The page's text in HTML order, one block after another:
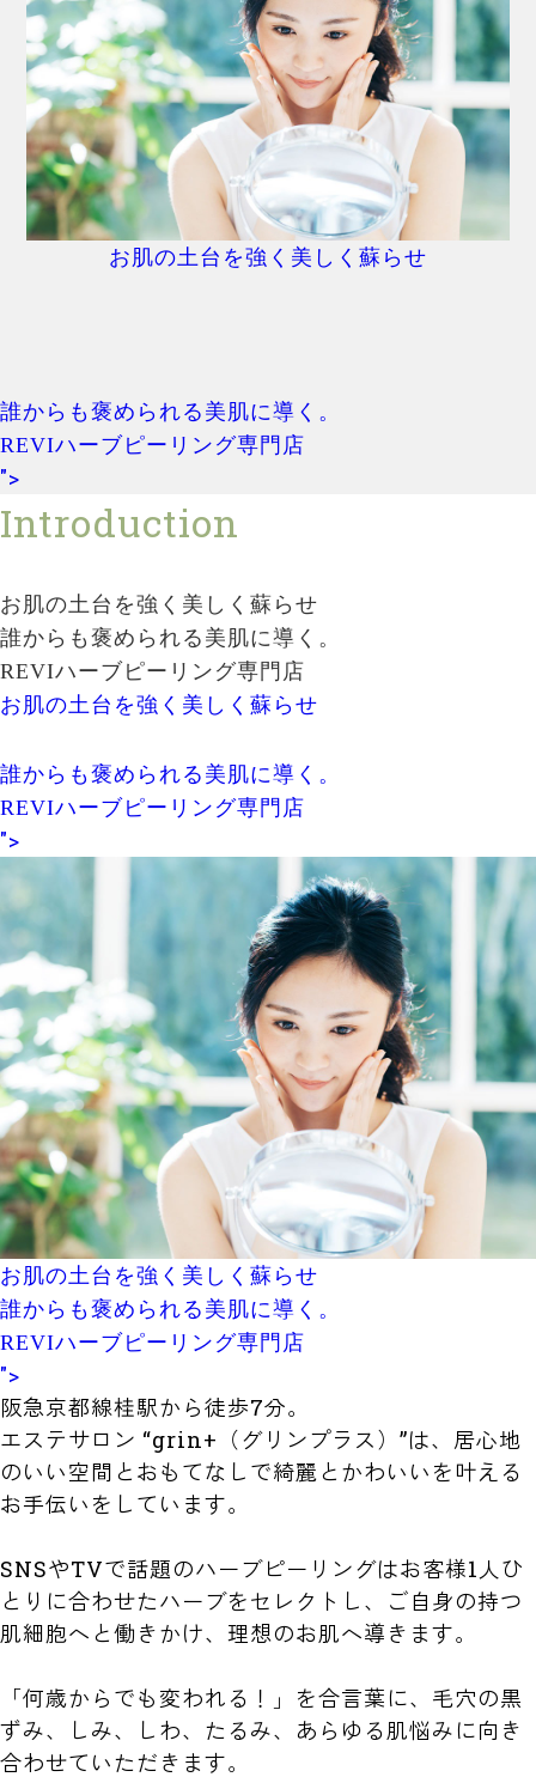
お肌の土台を強く美しく蘇らせ
誰からも褒められる美肌に導く。
REVIハーブピーリング専門店
">
Introduction
お肌の土台を強く美しく蘇らせ
誰からも褒められる美肌に導く。
REVIハーブピーリング専門店
お肌の土台を強く美しく蘇らせ
誰からも褒められる美肌に導く。
REVIハーブピーリング専門店
">
お肌の土台を強く美しく蘇らせ
誰からも褒められる美肌に導く。
REVIハーブピーリング専門店
">
阪急京都線桂駅から徒歩7分。
エステサロン “grin+（グリンプラス）”は、居心地
のいい空間とおもてなしで綺麗とかわいいを叶える
お手伝いをしています。
SNSやTVで話題のハーブピーリングはお客様1人ひ
とりに合わせたハーブをセレクトし、ご自身の持つ
肌細胞へと働きかけ、理想のお肌へ導きます。
「何歳からでも変われる！」を合言葉に、毛穴の黒
ずみ、しみ、しわ、たるみ、あらゆる肌悩みに向き
合わせていただきます。